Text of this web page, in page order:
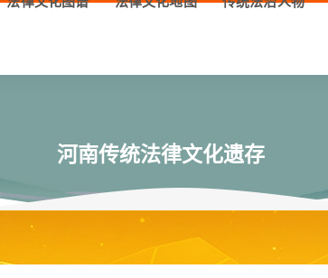
河南传统法律文化遗存